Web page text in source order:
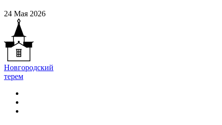
24 Мая 2026
Новгородский
терем